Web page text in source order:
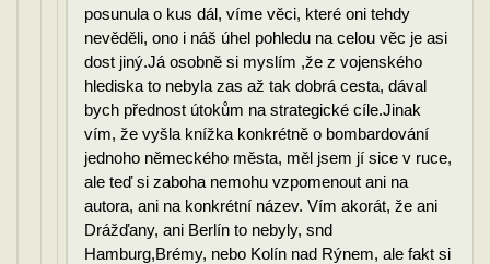
posunula o kus dál, víme věci, které oni tehdy
nevěděli, ono i náš úhel pohledu na celou věc je asi
dost jiný.Já osobně si myslím ,že z vojenského
hlediska to nebyla zas až tak dobrá cesta, dával
bych přednost útokům na strategické cíle.Jinak
vím, že vyšla knížka konkrétně o bombardování
jednoho německého města, měl jsem jí sice v ruce,
ale teď si zaboha nemohu vzpomenout ani na
autora, ani na konkrétní název. Vím akorát, že ani
Drážďany, ani Berlín to nebyly, snd
Hamburg,Brémy, nebo Kolín nad Rýnem, ale fakt si